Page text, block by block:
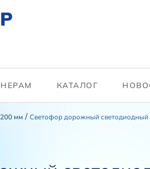
КАТАЛОГ
мм / Светофор дорожный